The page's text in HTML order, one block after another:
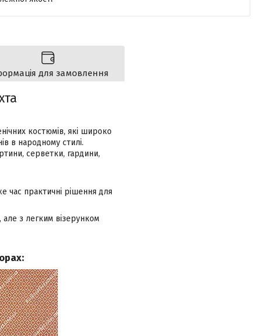
для замовлення
костюмів, які широко
в народному стилі.
серветки, гардини,
час практичні рішення для
але з легким візерунком